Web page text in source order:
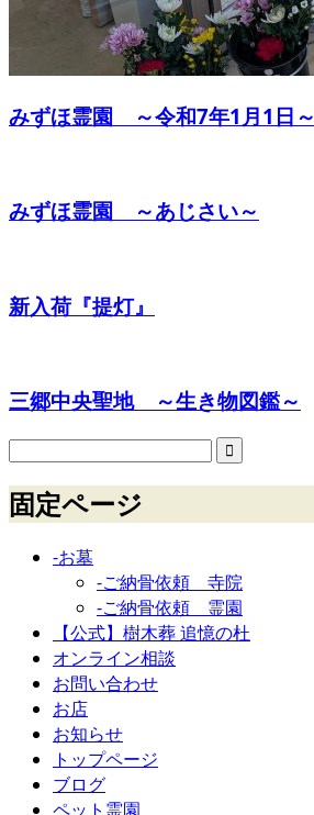
みずほ霊園 ～令和7年1月1日～
みずほ霊園 ～あじさい～
新入荷『提灯』
三郷中央聖地 ～生き物図鑑～
固定ページ
-お墓
-ご納骨依頼 寺院
-ご納骨依頼 霊園
【公式】樹木葬 追憶の杜
オンライン相談
お問い合わせ
お店
お知らせ
トップページ
ブログ
ペット霊園